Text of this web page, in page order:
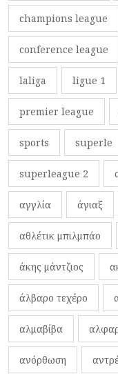
champions league
conference league
laliga ligue 1
premier league
sports superle
superleague 2
αγγλία άγιαξ
αθλέτικ μπιλμπάο
άκης μάντζιος
άλβαρο τεχέρο
αλμαβίβα
ανόρθωση